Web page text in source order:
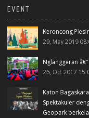
EVENT
Keroncong
29, May 2019
Nglanggeran
26, Oct 2017
Katon
Spektakuler
Geopark